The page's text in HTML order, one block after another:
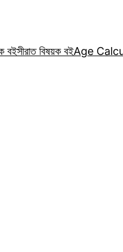
বইসীরাত বিষয়ক বইAge